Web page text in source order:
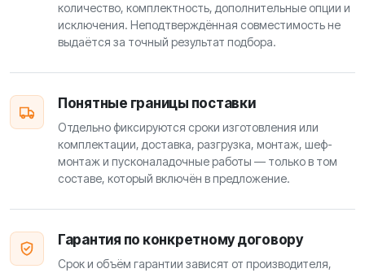
количество, комплектность, дополнительные опции и
исключения. Неподтверждённая совместимость не
выдаётся за точный результат подбора.
Понятные границы поставки
Отдельно фиксируются сроки изготовления или
комплектации, доставка, разгрузка, монтаж, шеф-
монтаж и пусконаладочные работы — только в том
составе, который включён в предложение.
Гарантия по конкретному договору
Срок и объём гарантии зависят от производителя,